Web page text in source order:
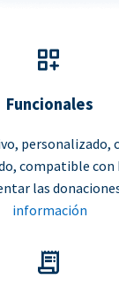
Funcionales
personalizado,
compatible
las
información